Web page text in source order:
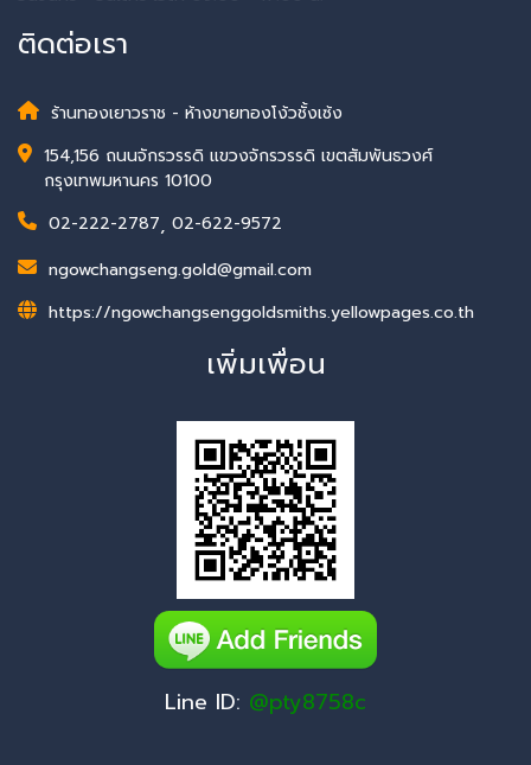
ติดต่อเรา
ร้านทองเยาวราช - ห้างขายทองโง้วชั้งเซ้ง
154,156 ถนนจักรวรรดิ แขวงจักรวรรดิ เขตสัมพันธวงศ์
กรุงเทพมหานคร 10100
02-222-2787, 02-622-9572
ngowchangseng.gold@gmail.com
https://ngowchangsenggoldsmiths.yellowpages.co.th
เพิ่มเพื่อน
Line ID: @pty8758c